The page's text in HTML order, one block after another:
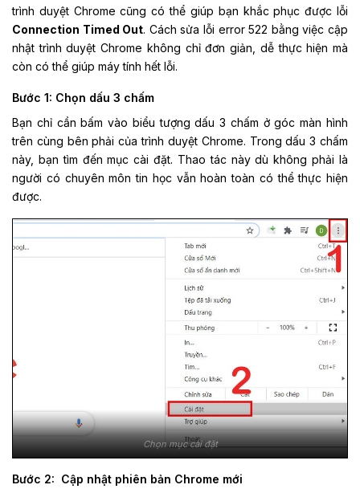
trình duyệt Chrome cũng có thể giúp bạn khắc phục được lỗi
Connection Timed Out. Cách sửa lỗi error 522 bằng việc cập
nhật trình duyệt Chrome không chỉ đơn giản, dễ thực hiện mà
còn có thể giúp máy tính hết lỗi.
Bước 1: Chọn dấu 3 chấm
Bạn chỉ cần bấm vào biểu tượng dấu 3 chấm ở góc màn hình
trên cùng bên phải của trình duyệt Chrome. Trong dấu 3 chấm
này, bạn tìm đến mục cài đặt. Thao tác này dù không phải là
người có chuyên môn tin học vẫn hoàn toàn có thể thực hiện
được.
Chọn mục cài đặt
Bước 2: Cập nhật phiên bản Chrome mới